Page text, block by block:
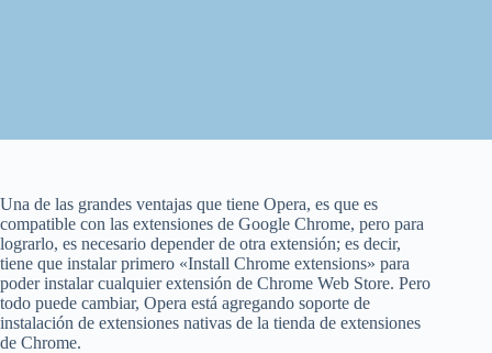
Una de las grandes ventajas que tiene Opera, es que es
compatible con las extensiones de Google Chrome, pero para
lograrlo, es necesario depender de otra extensión; es decir,
tiene que instalar primero «Install Chrome extensions» para
poder instalar cualquier extensión de Chrome Web Store. Pero
todo puede cambiar, Opera está agregando soporte de
instalación de extensiones nativas de la tienda de extensiones
de Chrome.